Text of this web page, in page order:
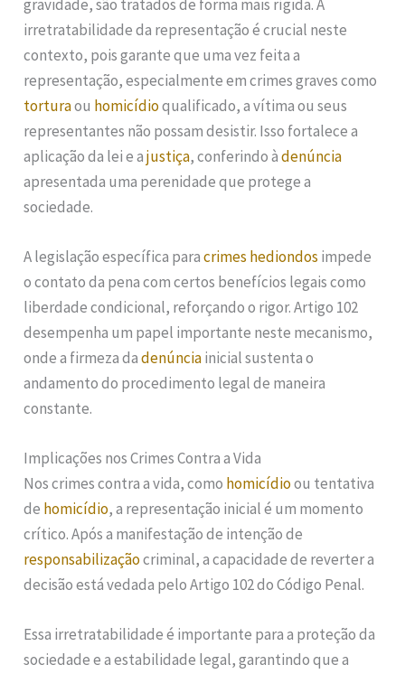
gravidade, são tratados de forma mais rígida. A
irretratabilidade da representação é crucial neste
contexto, pois garante que uma vez feita a
representação, especialmente em crimes graves como
torturaou homicídioqualificado, a vítima ou seus
representantes não possam desistir. Isso fortalece a
aplicação da lei e ajustiça, conferindo àdenúncia
apresentada uma perenidade que protege a
sociedade.
A legislação específica paracrimes hediondos impede
o contato da pena com certos benefícios legais como
liberdade condicional, reforçando o rigor. Artigo 102
desempenha um papel importante neste mecanismo,
onde a firmeza dadenúnciainicial sustenta o
andamento do procedimento legal de maneira
constante.
Implicações nos Crimes Contra a Vida
Nos crimes contra a vida, como homicídioou tentativa
de homicídio, a representação inicial é um momento
crítico. Após a manifestação de intenção de
responsabilizaçãocriminal, a capacidade de reverter a
decisão está vedada pelo Artigo 102 do Código Penal.
Essa irretratabilidade é importante para a proteção da
sociedade e a estabilidade legal, garantindo que a